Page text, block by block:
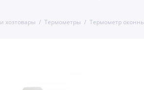
хозтовары Термометры Термометр